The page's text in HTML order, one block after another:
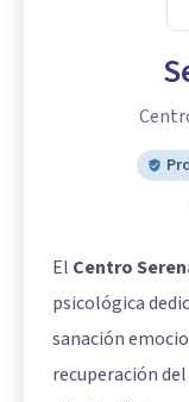
El Centro
psicológica
sanación
recuperación